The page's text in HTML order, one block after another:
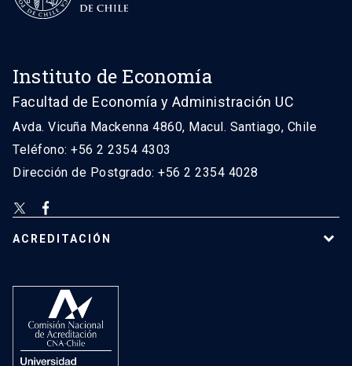
Instituto de Economía
Facultad de Economía y Administración UC
Avda. Vicuña Mackenna 4860, Macul. Santiago, Chile
Teléfono: +56 2 2354 4303
Dirección de Postgrado: +56 2 2354 4028
ACREDITACIÓN